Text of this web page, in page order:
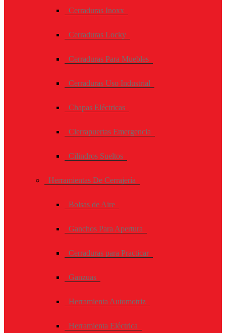
Cerraduras Inoxx
Cerraduras Locky
Cerraduras Para Muebles
Cerraduras Uso Industrial
Chapas Eléctricas
Cierrapuertas Emergencia
Cilindros Sueltos
Herramientas De Cerrajería
Bolsas de Aire
Ganchos Para Apertura
Cerraduras para Practicar
Ganzuas
Herramienta Automotriz
Herramienta Eléctrica